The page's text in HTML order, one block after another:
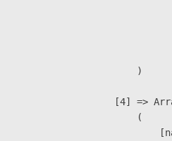
                        )
[4] =>
                        (